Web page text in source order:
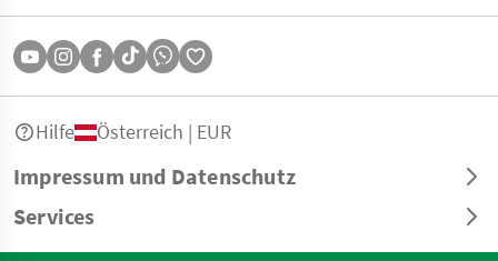
Impressum und Datenschutz
Services
Hilfe Österreich | EUR